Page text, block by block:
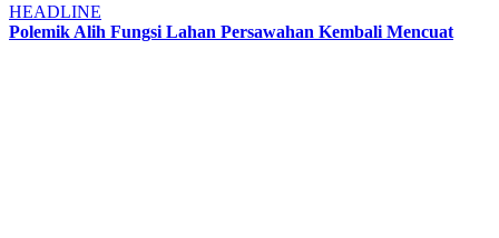
HEADLINE
Polemik Alih Fungsi Lahan Persawahan Kembali Mencuat